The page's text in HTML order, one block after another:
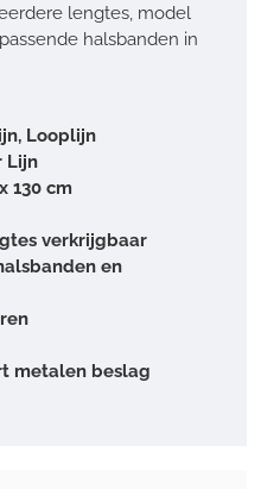
lengtes, model
halsbanden in
Looplijn
Lijn
130 cm
verkrijgbaar
en
metalen beslag